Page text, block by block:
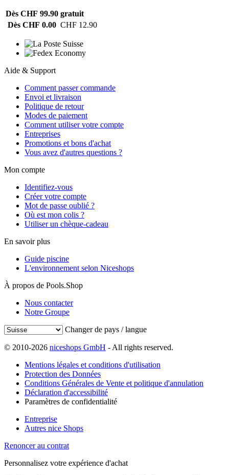
Dès CHF 99.90 gratuit
Dès CHF 0.00 CHF 12.90
Aide & Support
Comment passer commande
Envoi et livraison
Politique de retour
Modes de paiement
Comment utiliser votre compte
Entreprises
Promotions et bons d'achat
Vous avez d'autres questions ?
Mon compte
Identifiez-vous
Créer votre compte
Mot de passe oublié ?
Où est mon colis ?
Utiliser un chèque-cadeau
En savoir plus
Guide piscine
L'environnement selon Niceshops
À propos de Pools.Shop
Nous contacter
Notre Groupe
Changer de pays / langue
© 2010-2026 niceshops GmbH - All rights reserved.
Mentions légales et conditions d'utilisation
Protection des Données
Conditions Générales de Vente et politique d'annulation
Déclaration d'accessibilité
Paramètres de confidentialité
Entreprise
Autres nice Shops
Renoncer au contrat
Personnalisez votre expérience d'achat